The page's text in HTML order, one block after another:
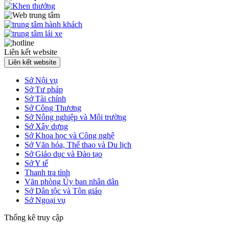
Liên kết website
Liên kết website
Sở Nội vụ
Sở Tư pháp
Sở Tài chính
Sở Công Thương
Sở Nông nghiệp và Môi trường
Sở Xây dựng
Sở Khoa học và Công nghệ
Sở Văn hóa, Thể thao và Du lịch
Sở Giáo dục và Đào tạo
Sở Y tế
Thanh tra tỉnh
Văn phòng Ủy ban nhân dân
Sở Dân tộc và Tôn giáo
Sở Ngoại vụ
Thống kê truy cập